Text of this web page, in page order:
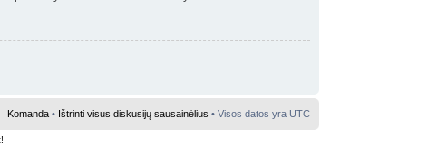
Komanda• Ištrinti visus diskusijų sausainėlius • Visos datos yra UTC